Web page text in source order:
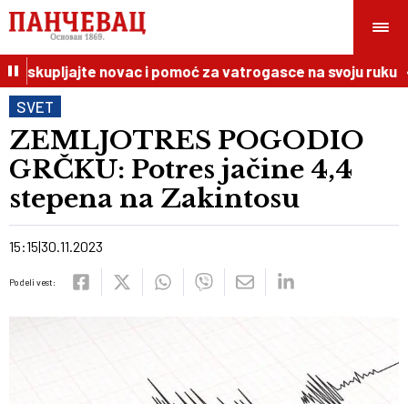
skupljajte novac i pomoć za vatrogasce na svoju ruku
SVET
ZEMLJOTRES POGODIO
GRČKU: Potres jačine 4,4
stepena na Zakintosu
15:15 30.11.2023
Podeli vest: